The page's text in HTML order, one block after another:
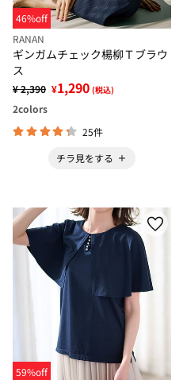
46%off
RANAN
ギンガムチェック楊柳Ｔブラウ
ス
¥ 2,390 ¥1,290 (税込)
2colors
25件
チラ見をする
59%off